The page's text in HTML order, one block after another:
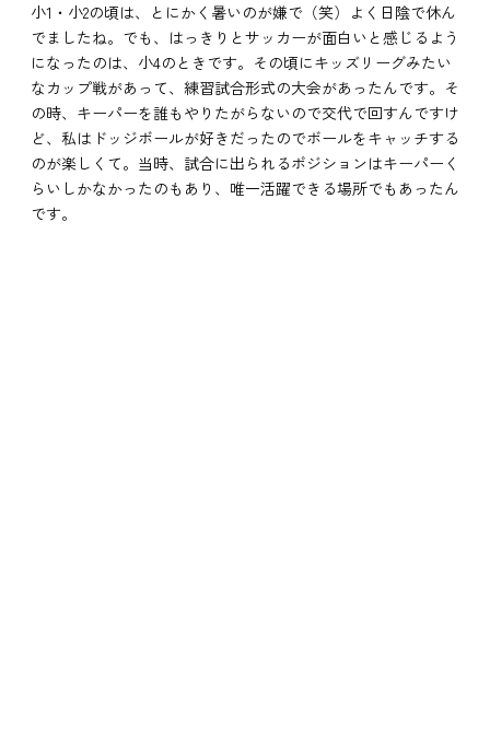
小1・小2の頃は、とにかく暑いのが嫌で（笑）よく日陰で休ん
でましたね。でも、はっきりとサッカーが面白いと感じるよう
になったのは、小4のときです。その頃にキッズリーグみたい
なカップ戦があって、練習試合形式の大会があったんです。そ
の時、キーパーを誰もやりたがらないので交代で回すんですけ
ど、私はドッジボールが好きだったのでボールをキャッチする
のが楽しくて。当時、試合に出られるポジションはキーパーく
らいしかなかったのもあり、唯一活躍できる場所でもあったん
です。